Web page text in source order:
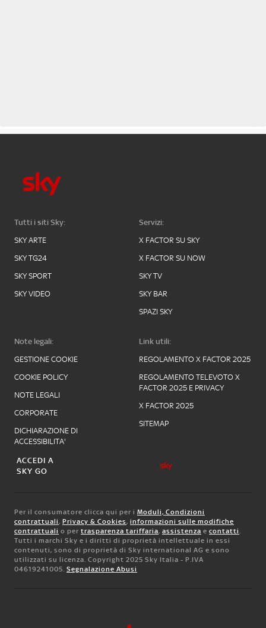
Tutti i siti Sky:
SKY ARTE
SKY TG24
SKY SPORT
SKY VIDEO
Servizi:
X FACTOR SU SKY
X FACTOR SU NOW
SKY TV
SKY BAR
SPAZI SKY
Note legali:
GESTIONE COOKIE
COOKIE POLICY
NOTE LEGALI
CORPORATE
DICHIARAZIONE DI
ACCESSIBILITA'
Link utili:
REGOLAMENTO X FACTOR 2025
REGOLAMENTO TELEVOTO X
FACTOR 2025 E PRIVACY
X FACTOR 2025
SITEMAP
ACCEDI A
SKY GO
Per il consumatore clicca qui per i Moduli, Condizioni
contrattuali, Privacy & Cookies, informazioni sulle modifiche
contrattuali o per trasparenza tariffaria, assistenza e contatti.
Tutti i marchi Sky e i diritti di proprietà intellettuale in essi
contenuti, sono di proprietà di Sky international AG e sono
utilizzati su licenza. Copyright 2025 Sky Italia - P.IVA
04619241005. Segnalazione Abusi